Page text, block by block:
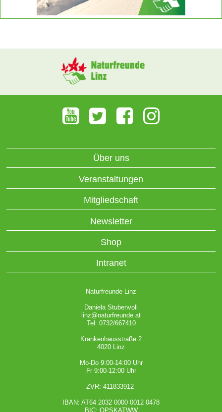
Über uns
Veranstaltungen
Mitgliedschaft
Newsletter
Shop
Intranet
Naturfreunde Linz
Daniela Stubenvoll
linz@naturfreunde.at
Tel: 0732/667410
Krankenhausstraße 2
4020 Linz
Mo-Do 9:00-14:00 Uhr
Fr 9:00-12:00 Uhr
ZVR: 411833912
IBAN: AT64 2032 0000 0012 0478
BIC: OPSKATWW